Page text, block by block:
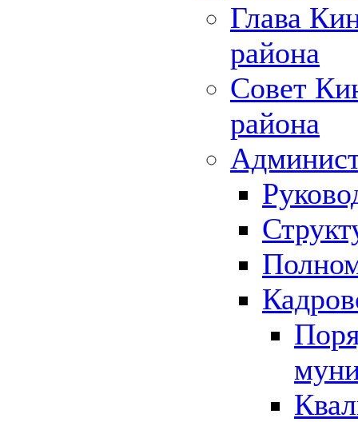
Глава
района
Совет
района